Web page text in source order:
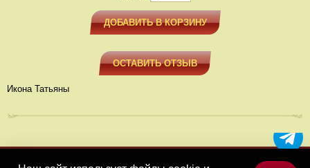
ДОБАВИТЬ В КОРЗИНУ
ОСТАВИТЬ ОТЗЫВ
Икона Татьяны